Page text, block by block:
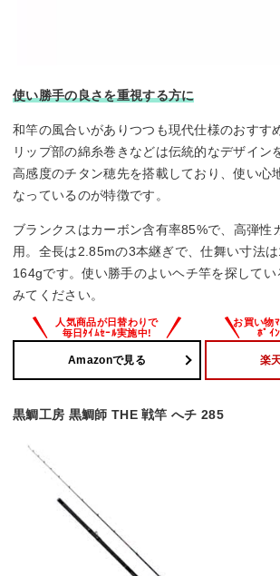
使い勝手の良さを重視する方に
和竿の風合いがありつつも現代仕様のおすす
リップ部の綿糸巻きなどは伝統的なデザイン
高感度のチタン穂先を搭載しており、使い心
なっているのが特徴です。
ブランクスはカーボン含有率85%で、高弾性
用。全長は2.85mの3本継ぎで、仕舞い寸法
164gです。使い勝手のよいヘチ竿を探して
みてください。
Amazonで見る 楽
黒鯛工房 黒鯛師 THE 戦竿 へチ 285